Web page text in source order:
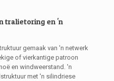
tralietoring en 'n
gemaak van 'n netwerk
of vierkantige patroon
en windweerstand. 'n
met 'n silindriese